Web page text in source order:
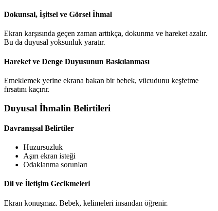
Dokunsal, İşitsel ve Görsel İhmal
Ekran karşısında geçen zaman arttıkça, dokunma ve hareket azalır.
Bu da duyusal yoksunluk yaratır.
Hareket ve Denge Duyusunun Baskılanması
Emeklemek yerine ekrana bakan bir bebek, vücudunu keşfetme
fırsatını kaçırır.
Duyusal İhmalin Belirtileri
Davranışsal Belirtiler
Huzursuzluk
Aşırı ekran isteği
Odaklanma sorunları
Dil ve İletişim Gecikmeleri
Ekran konuşmaz. Bebek, kelimeleri insandan öğrenir.